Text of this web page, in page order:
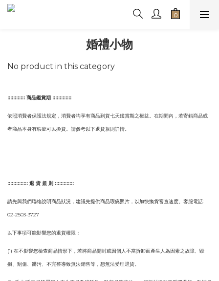
婚禮小物
No product in this category
:::::::::::: 商品鑑賞期 :::::::::::::
依照消費者保護法規定，消費者均享有商品到貨七天鑑賞期之權益。在期間內，若寄錯商品或
者商品本身有瑕疵可以換貨。請參考以下退貨規則詳情。
:::::::::::::: 退 貨 規 則 :::::::::::::
請先與我們聯絡說明商品狀況，建議先提供商品瑕疵照片，以加快換貨審查速度。客服電話:
02-2503-3727
以下事項可能影響您的退貨權限：
(1) 在不影響您檢查商品情形下，若將商品開封或因個人不當拆卸而產生人為因素之故障、毀
損、刮傷、髒污、不完整導致無法銷售等，恕無法受理退貨。